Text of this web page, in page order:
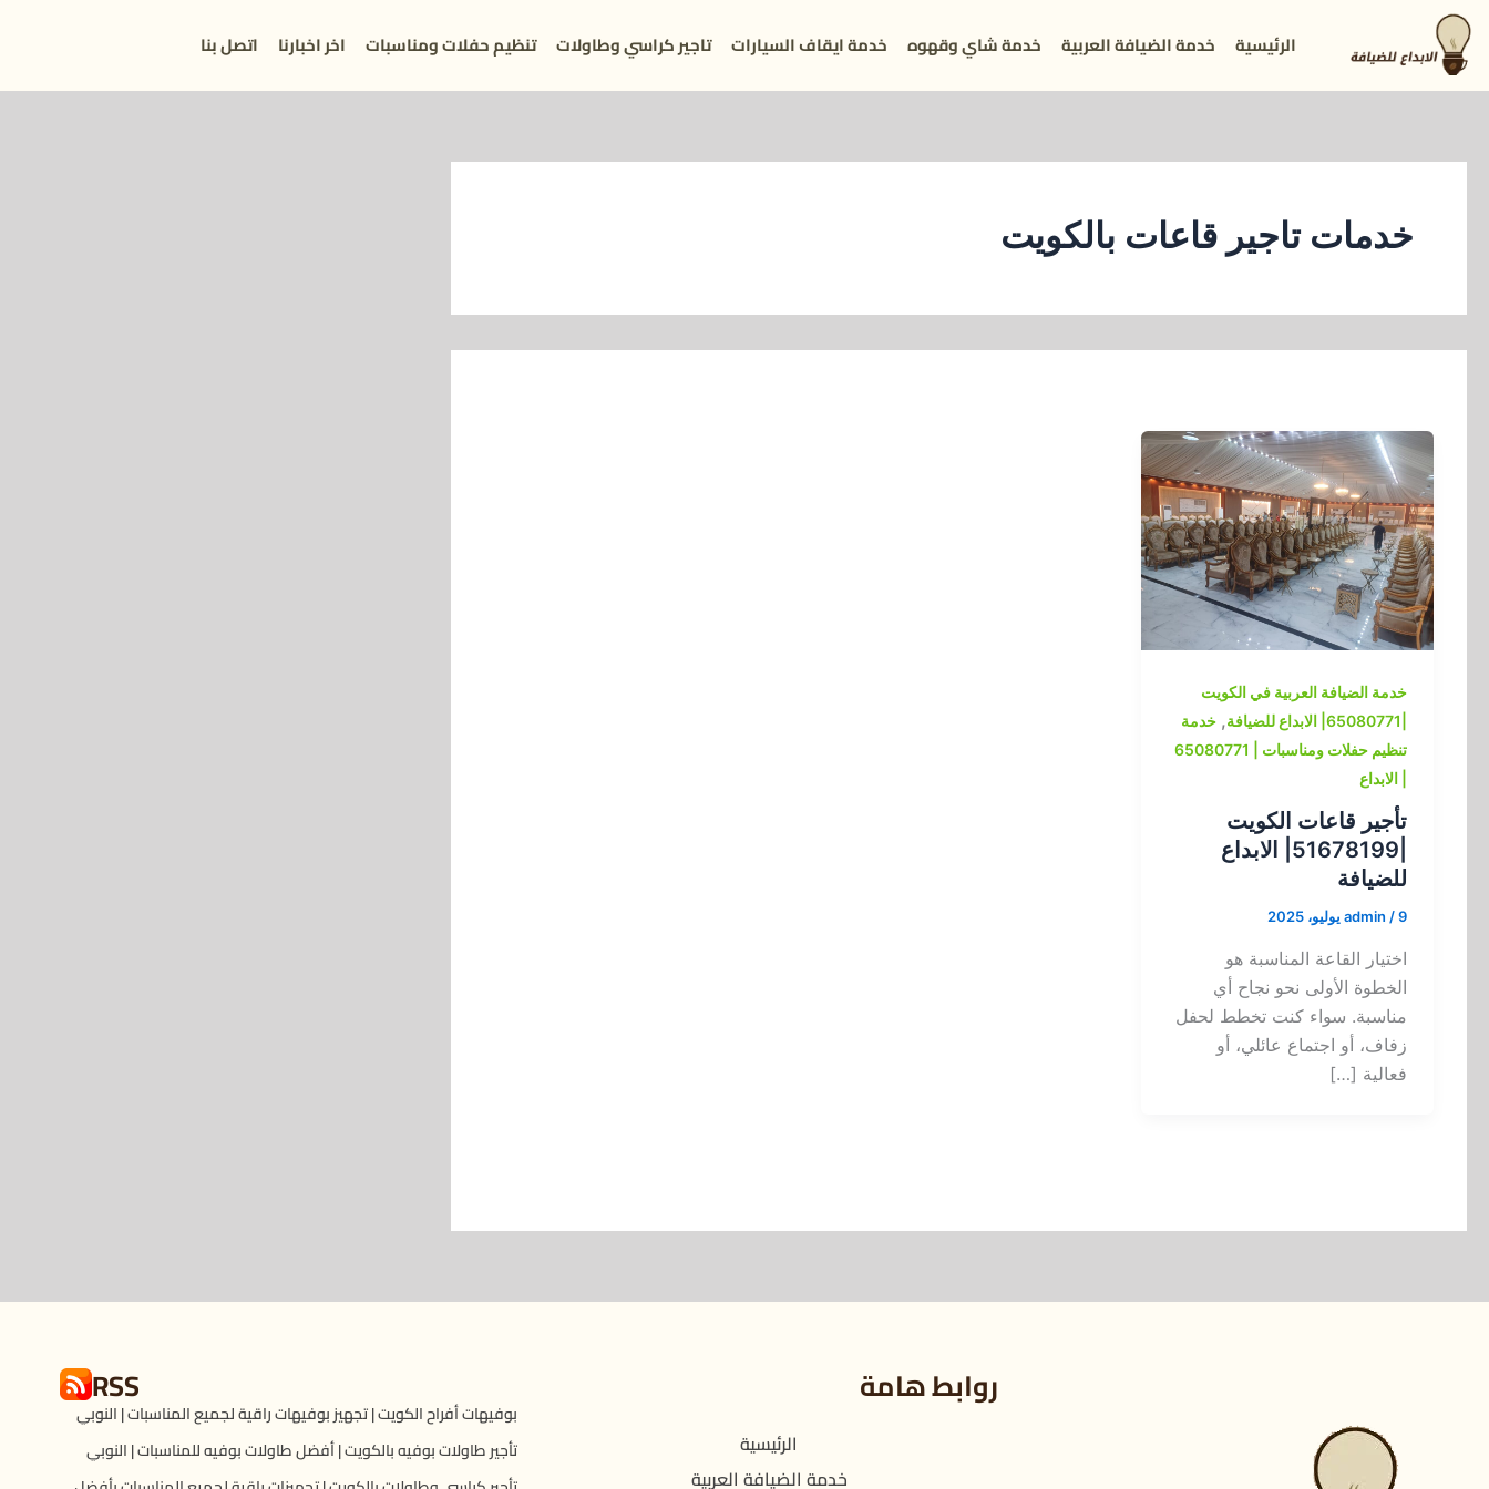
تخطي
إلى
المحتوى
الرئيسية خدمة الضيافة العربية خدمة شاي وقهوه خدمة ايقاف السيارات تاجير كراسي وطاولات تنظيم حفلات ومناسبات اخر اخبارنا اتصل بنا
خدمات تاجير قاعات بالكويت
خدمة الضيافة العربية في الكويت
, خدمة
تنظيم حفلات ومناسبات | 65080771
| الابداع
تأجير قاعات الكويت
|51678199| الابداع
للضيافة
admin /9 يوليو، 2025
اختيار القاعة المناسبة هو
الخطوة الأولى نحو نجاح أي
مناسبة. سواء كنت تخطط لحفل
زفاف، أو اجتماع عائلي، أو
فعالية […]
روابط هامة
الرئيسية
خدمة الضيافة العربية
RSS
بوفيهات أفراح الكويت | تجهيز بوفيهات راقية لجميع المناسبات | النوبي
تأجير طاولات بوفيه بالكويت | أفضل طاولات بوفيه للمناسبات | النوبي